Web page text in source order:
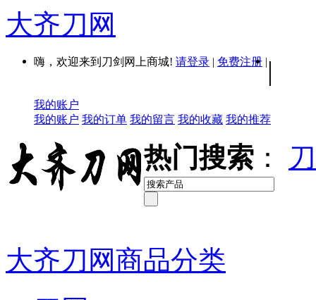
大齐刀网
嗨，欢迎来到刀剑网上商城! 请登录 | 免费注册 | |
我的账户
我的账户 我的订单 我的留言 我的收藏 我的推荐
热门搜索 ：
大齐刀网商品分类